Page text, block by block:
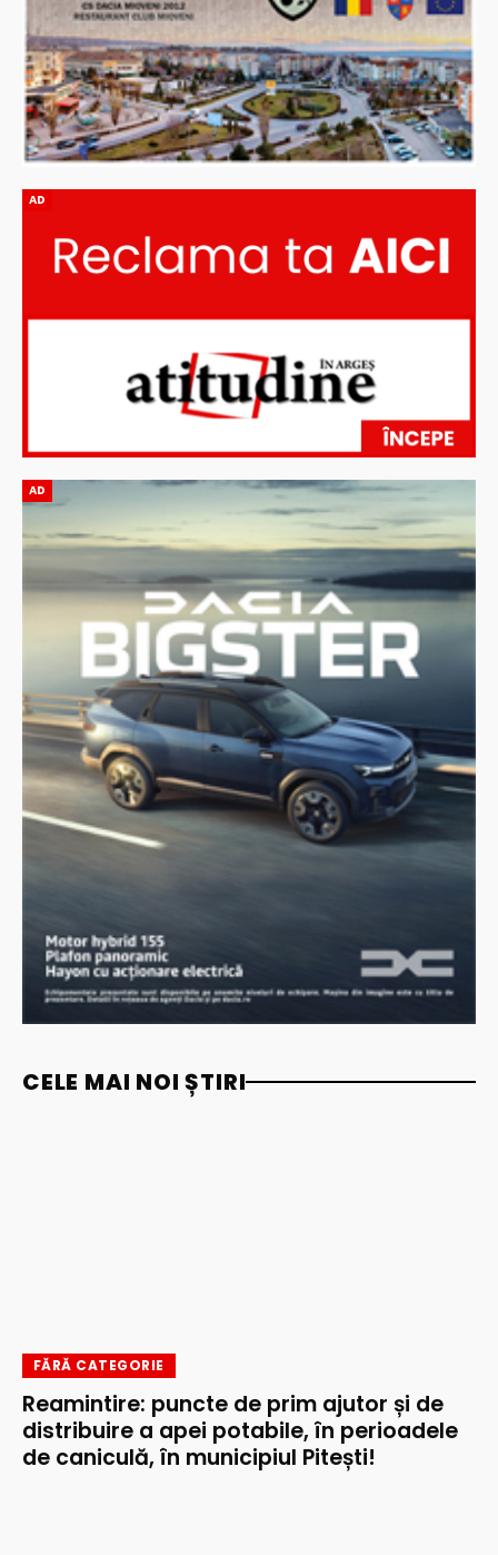
AD
AD
CELE MAI NOI ȘTIRI
FĂRĂ CATEGORIE
Reamintire: puncte de prim ajutor și de
distribuire a apei potabile, în perioadele
de caniculă, în municipiul Pitești!